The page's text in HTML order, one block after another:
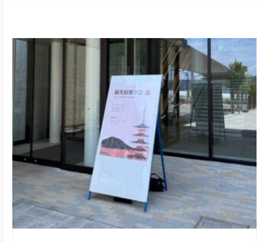
観
調
査
は